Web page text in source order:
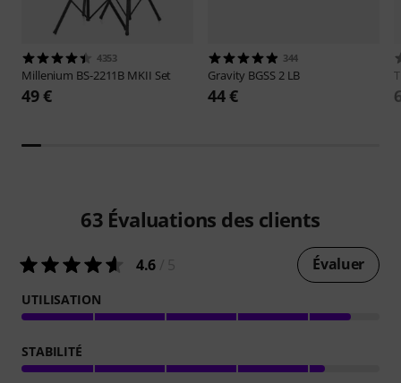
4353
Millenium BS-2211B MKII Set
49 €
344
Gravity BGSS 2 LB
44 €
63 Évaluations des clients
4.6 Évaluer
UTILISATION
STABILITÉ